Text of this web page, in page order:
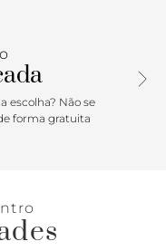
escolha? Não se
forma gratuita